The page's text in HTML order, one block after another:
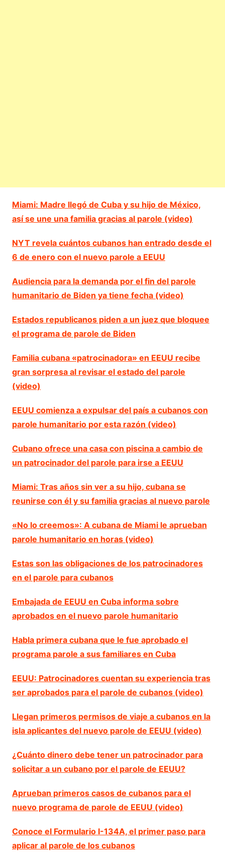
Miami: Madre llegó de Cuba y su hijo de México,
así se une una familia gracias al parole (video)
NYT revela cuántos cubanos han entrado desde el
6 de enero con el nuevo parole a EEUU
Audiencia para la demanda por el fin del parole
humanitario de Biden ya tiene fecha (video)
Estados republicanos piden a un juez que bloquee
el programa de parole de Biden
Familia cubana «patrocinadora» en EEUU recibe
gran sorpresa al revisar el estado del parole
(video)
EEUU comienza a expulsar del país a cubanos con
parole humanitario por esta razón (video)
Cubano ofrece una casa con piscina a cambio de
un patrocinador del parole para irse a EEUU
Miami: Tras años sin ver a su hijo, cubana se
reunirse con él y su familia gracias al nuevo parole
«No lo creemos»: A cubana de Miami le aprueban
parole humanitario en horas (video)
Estas son las obligaciones de los patrocinadores
en el parole para cubanos
Embajada de EEUU en Cuba informa sobre
aprobados en el nuevo parole humanitario
Habla primera cubana que le fue aprobado el
programa parole a sus familiares en Cuba
EEUU: Patrocinadores cuentan su experiencia tras
ser aprobados para el parole de cubanos (video)
Llegan primeros permisos de viaje a cubanos en la
isla aplicantes del nuevo parole de EEUU (video)
¿Cuánto dinero debe tener un patrocinador para
solicitar a un cubano por el parole de EEUU?
Aprueban primeros casos de cubanos para el
nuevo programa de parole de EEUU (video)
Conoce el Formulario I-134A, el primer paso para
aplicar al parole de los cubanos